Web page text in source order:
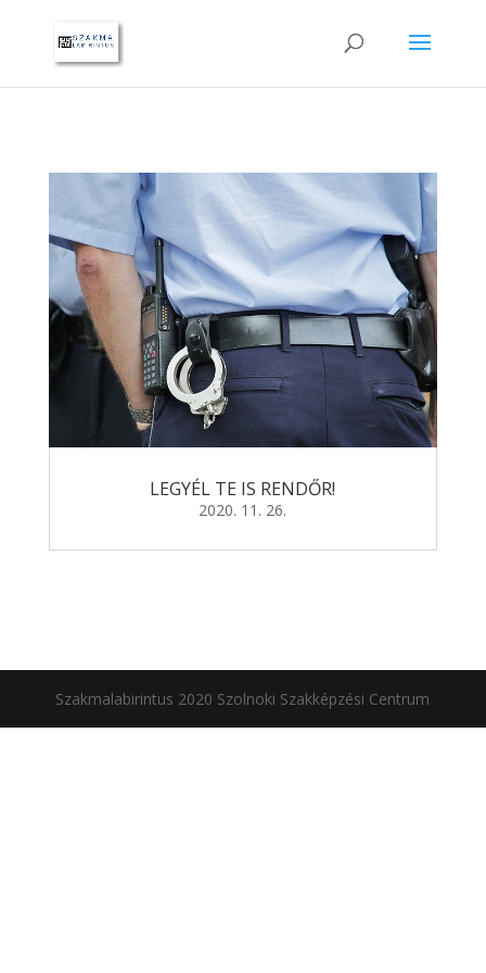
LEGYÉL TE IS RENDŐR!
2020. 11. 26.
Szakmalabirintus 2020 Szolnoki Szakképzési Centrum